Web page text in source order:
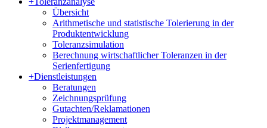
Übersicht
Arithmetische und statistische Tolerierung in der
Produktentwicklung
Toleranzsimulation
Berechnung wirtschaftlicher Toleranzen in der
Serienfertigung
+Dienstleistungen
Beratungen
Zeichnungsprüfung
Gutachten/Reklamationen
Projektmanagement